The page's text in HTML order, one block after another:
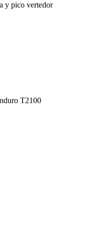
y pico vertedor
T2100